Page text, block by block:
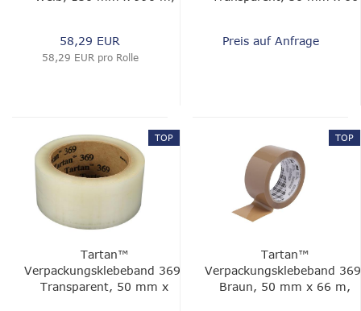
58,29 EUR
58,29 EUR pro Rolle
Preis auf Anfrage
TOP
Tartan™
Verpackungsklebeband 369,
Transparent, 50 mm x
TOP
Tartan™
Verpackungsklebeband
Braun, 50 mm x 66 m,